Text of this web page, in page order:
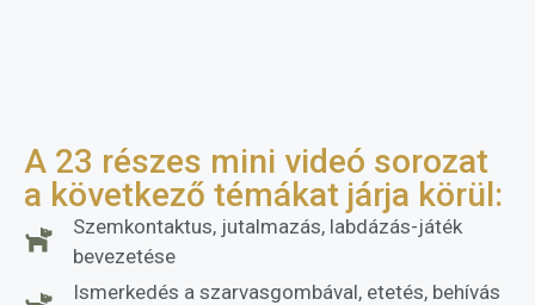
A 23 részes mini videó sorozat
a következő témákat járja körül:
Szemkontaktus, jutalmazás, labdázás-játék
bevezetése
Ismerkedés a szarvasgombával, etetés, behívás